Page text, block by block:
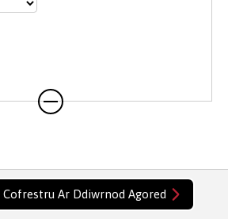
Cofrestru Ar Ddiwrnod Agored